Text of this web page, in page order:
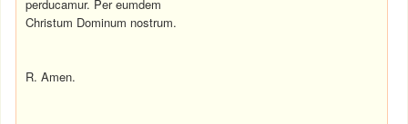
perducamur. Per eumdem
Christum Dominum nostrum.
R. Amen.